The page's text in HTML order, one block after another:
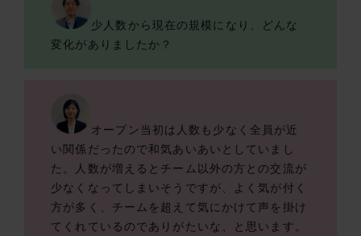
少人数から現在の規模になり、どんな
変化がありましたか？
オープン当初は人数も少なく全員が近
い関係だったので和気あいあいとしていまし
た。人数が増えるとチーム以外の方との交流が
少なくなってしまいそうですが、よく気が付く
方が多く、チームを超えて気にかけて声を掛け
てくれているのでありがたいな、と思います。